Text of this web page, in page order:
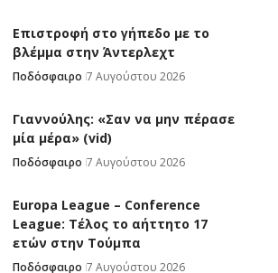
Επιστροφή στο γήπεδο με το
βλέμμα στην Άντερλεχτ
Ποδόσφαιρο 7 Αυγούστου 2026
Γιαννούλης: «Σαν να μην πέρασε
μία μέρα» (vid)
Ποδόσφαιρο 7 Αυγούστου 2026
Europa League – Conference
League: Τέλος το αήττητο 17
ετών στην Τούμπα
Ποδόσφαιρο 7 Αυγούστου 2026